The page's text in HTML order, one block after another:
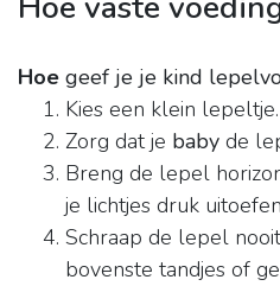
Hoe geef je je kind
Kies een klein lepeltje.
Zorg dat je baby de
Breng de lepel
je lichtjes druk
Schraap de lepel
bovenste tandjes of